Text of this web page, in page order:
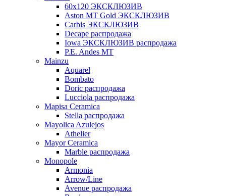
60х120 ЭКСКЛЮЗИВ
Aston MT Gold ЭКСКЛЮЗИВ
Carbis ЭКСКЛЮЗИВ
Decape распродажа
Iowa ЭКСКЛЮЗИВ распродажа
P.E. Andes MT
Mainzu
Aquarel
Bombato
Doric распродажа
Lucciola распродажа
Mapisa Ceramica
Stella распродажа
Mayolica Azulejos
Athelier
Mayor Ceramica
Marble распродажа
Monopole
Armonia
Arrow/Line
Avenue распродажа